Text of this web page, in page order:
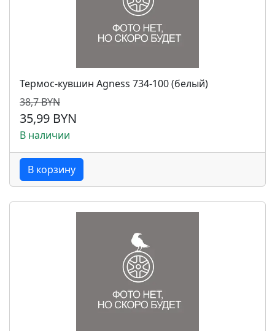
Термос-кувшин Agness 734-100 (белый)
38,7 BYN
35,99 BYN
В наличии
В корзину